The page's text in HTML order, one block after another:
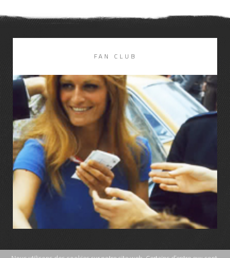
DISCOGRAPHIE
LIRE LA SUITE